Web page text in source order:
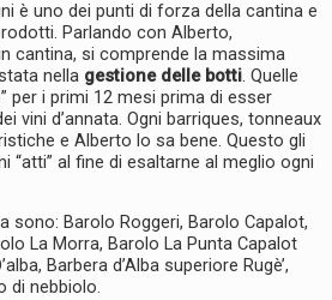
è uno dei punti di forza della cantina e
Parlando con Alberto,
cantina, si comprende la massima
nella gestione delle botti. Quelle
per i primi 12 mesi prima di esser
vini d’annata. Ogni barriques, tonneaux
e Alberto lo sa bene. Questo gli
“atti” al fine di esaltarne al meglio ogni
sono: Barolo Roggeri, Barolo Capalot,
La Morra, Barolo La Punta Capalot
Barbera d’Alba superiore Rugè’,
di nebbiolo.